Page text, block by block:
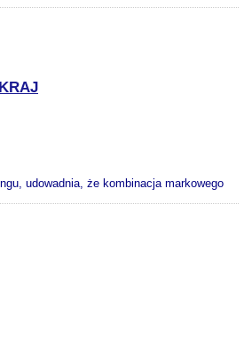
udowadnia, że kombinacja markowego